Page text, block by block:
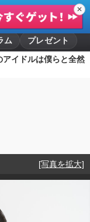
✕
ム
プレゼント
アイドルは僕らと全然
[写真を拡大]